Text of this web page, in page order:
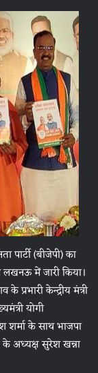
पार्टी (बीजेपी) का
लखनऊ में जारी किया।
प्रभारी केन्द्रीय मंत्री
योगी
शर्मा के साथ भाजपा
अध्यक्ष सुरेश खन्ना